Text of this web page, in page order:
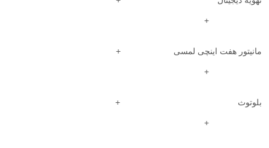
+
مانیتور هفت اینچی لمسی +
+
بلوتوث +
+